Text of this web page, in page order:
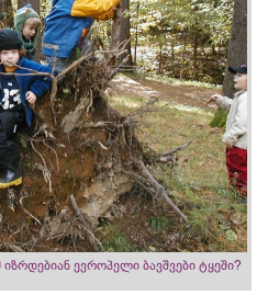
ევროპელი ბავშვები ტყეში?